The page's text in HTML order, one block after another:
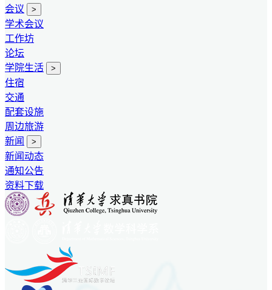
会议
>
学术会议
工作坊
论坛
学院生活
>
住宿
交通
配套设施
周边旅游
新闻
>
新闻动态
通知公告
资料下载